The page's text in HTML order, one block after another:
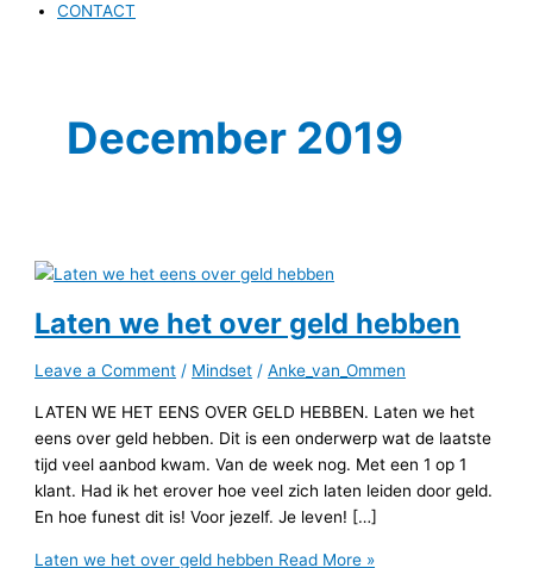
CONTACT
December 2019
Laten we het over geld hebben
Leave a Comment / Mindset /Anke_van_Ommen
LATEN WE HET EENS OVER GELD HEBBEN. Laten we het
eens over geld hebben. Dit is een onderwerp wat de laatste
tijd veel aanbod kwam. Van de week nog. Met een 1 op 1
klant. Had ik het erover hoe veel zich laten leiden door geld.
En hoe funest dit is! Voor jezelf. Je leven! […]
Laten we het over geld hebben Read More »